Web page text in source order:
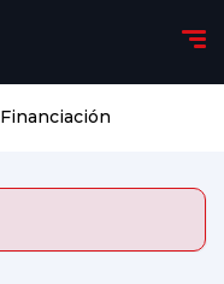
Financiación